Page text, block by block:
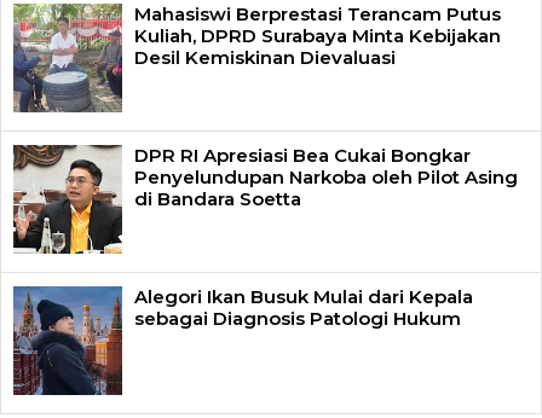
Mahasiswi Berprestasi Terancam Putus
Kuliah, DPRD Surabaya Minta Kebijakan
Desil Kemiskinan Dievaluasi
DPR RI Apresiasi Bea Cukai Bongkar
Penyelundupan Narkoba oleh Pilot Asing
di Bandara Soetta
Alegori Ikan Busuk Mulai dari Kepala
sebagai Diagnosis Patologi Hukum